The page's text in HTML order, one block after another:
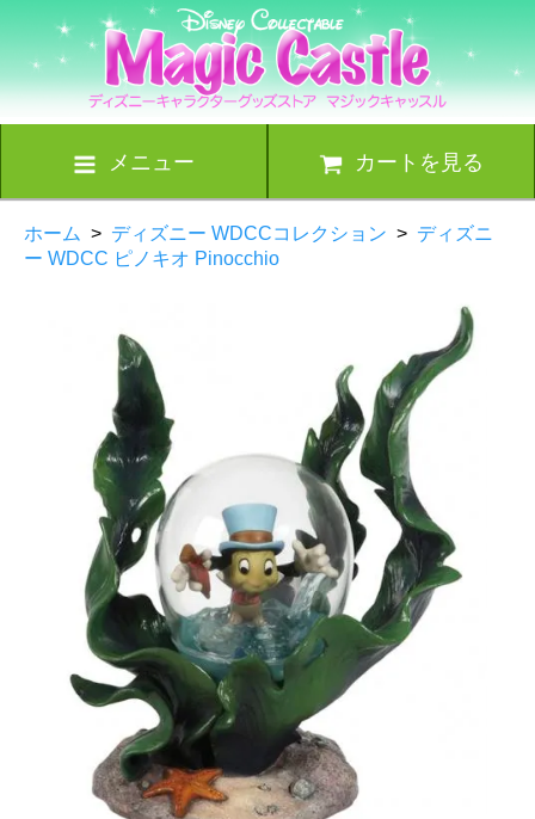
メニュー カートを見る
ホーム > ディズニー WDCCコレクション > ディズニ
ー WDCC ピノキオ Pinocchio